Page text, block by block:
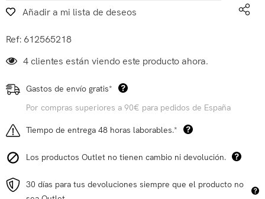
Añadir a mi lista de deseos
Ref: 612565218
4 clientes están viendo este producto ahora.
Gastos de envío gratis*
Por compras superiores a 90€ para pedidos de España
Tiempo de entrega 48 horas laborables.*
Los productos Outlet no tienen cambio ni devolución.
30 días para tus devoluciones siempre que el producto no